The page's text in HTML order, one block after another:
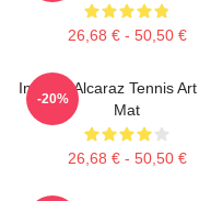
26,68 € - 50,50 €
Intense Alcaraz Tennis
Mat
26,68 € - 50,50 €
-20%